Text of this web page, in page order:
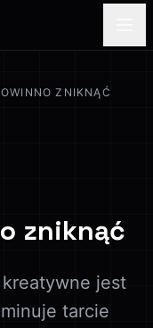
ZNIKNĄĆ
zniknąć
jest
tarcie